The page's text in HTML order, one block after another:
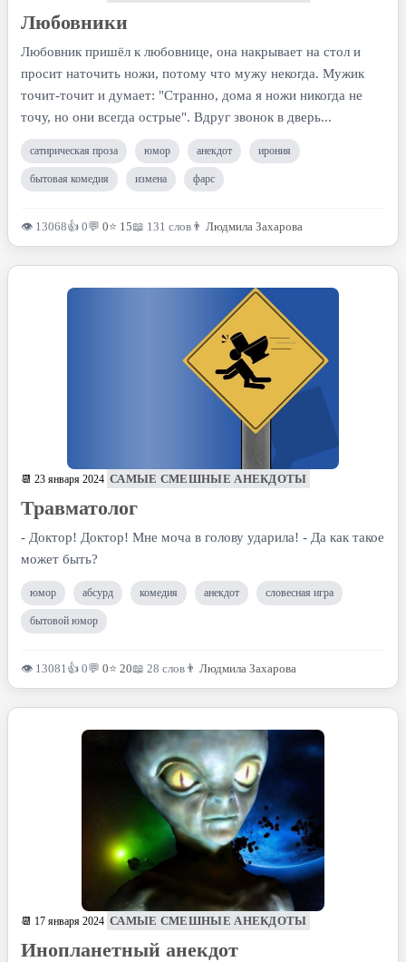
Любовники
Любовник пришёл к любовнице, она накрывает на стол и
просит наточить ножи, потому что мужу некогда. Мужик
точит-точит и думает: "Странно, дома я ножи никогда не
точу, но они всегда острые". Вдруг звонок в дверь...
сатирическая проза юмор анекдот ирония
бытовая комедия измена фарс
👁 13068👍 0💬 0⭐ 15📖 131 слов 👨 Людмила Захарова
📆 23 января 2024 САМЫЕ СМЕШНЫЕ АНЕКДОТЫ
Травматолог
- Доктор! Доктор! Мне моча в голову ударила! - Да как такое
может быть?
юмор абсурд комедия анекдот словесная игра
бытовой юмор
👁 13081👍 0💬 0⭐ 20📖 28 слов 👨 Людмила Захарова
📆 17 января 2024 САМЫЕ СМЕШНЫЕ АНЕКДОТЫ
Инопланетный анекдот